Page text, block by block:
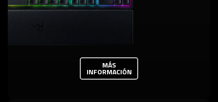
MÁS
INFORMACIÓN